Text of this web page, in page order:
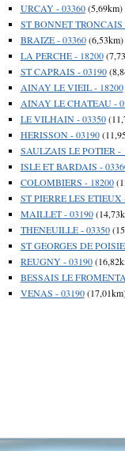
URCAY - 03360(5,69km)
ST BONNET TRONCAIS
BRAIZE - 03360(6,53km)
LA PERCHE - 18200
ST CAPRAIS - 03190
AINAY LE VIEIL - 18200
AINAY LE CHATEAU -
LE VILHAIN - 03350
HERISSON - 03190
SAULZAIS LE POTIER -
ISLE ET BARDAIS -
COLOMBIERS - 18200
ST PIERRE LES ETIEUX
MAILLET - 03190
THENEUILLE - 03350
ST GEORGES DE
REUGNY - 03190
BESSAIS LE
VENAS - 03190